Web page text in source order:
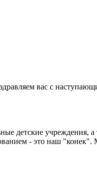
вас с
детские учреждения,
- это наш